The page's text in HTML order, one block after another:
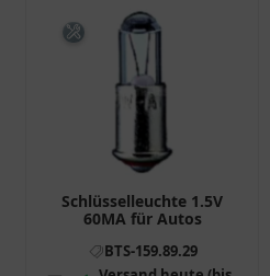
Schlüsselleuchte 1.5V
60MA für Autos
BTS-159.89.29